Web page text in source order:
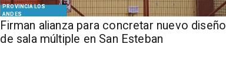
PROVINCIA LOS
ANDES
​​Firman alianza para concretar nuevo diseño
de sala múltiple en San Esteban